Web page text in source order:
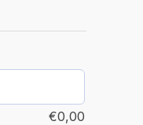
€0,00